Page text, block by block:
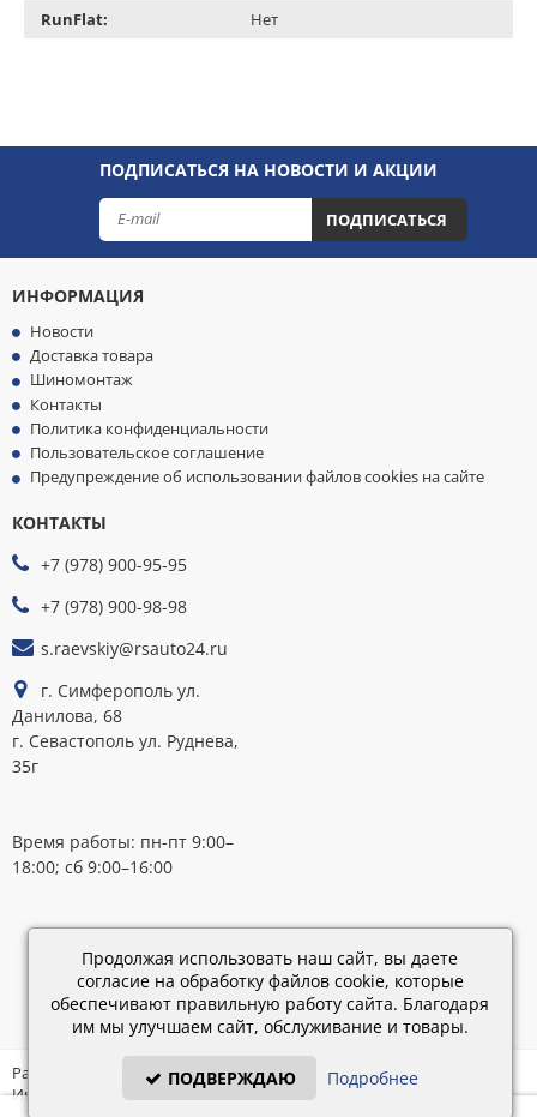
RunFlat:
Нет
ПОДПИСАТЬСЯ НА НОВОСТИ И АКЦИИ
ПОДПИСАТЬСЯ
ИНФОРМАЦИЯ
Новости
Доставка товара
Шиномонтаж
Контакты
Политика конфиденциальности
Пользовательское соглашение
Предупреждение об использовании файлов cookies на сайте
КОНТАКТЫ
+7 (978) 900-95-95
+7 (978) 900-98-98
s.raevskiy@rsauto24.ru
г. Симферополь ул.
Данилова, 68
г. Севастополь ул. Руднева,
35г
Время работы: пн-пт 9:00–
18:00; сб 9:00–16:00
Каталог
28.02.2019
15:45
Разработка: «IT - Консультант» ©
Интернет-магазин на платформе «Электронный заказ» ©
Продолжая использовать наш сайт, вы даете
согласие на обработку файлов cookie, которые
обеспечивают правильную работу сайта. Благодаря
им мы улучшаем сайт, обслуживание и товары.
ПОДВЕРЖДАЮ Подробнее